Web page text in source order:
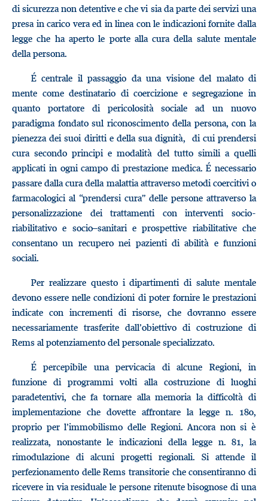
di sicurezza non detentive e che vi sia da parte dei servizi una
presa in carico vera ed in linea con le indicazioni fornite dalla
legge che ha aperto le porte alla cura della salute mentale
della persona.
É centrale il passaggio da una visione del malato di
mente come destinatario di coercizione e segregazione in
quanto portatore di pericolosità sociale ad un nuovo
paradigma fondato sul riconoscimento della persona, con la
pienezza dei suoi diritti e della sua dignità, di cui prendersi
cura secondo principi e modalità del tutto simili a quelli
applicati in ogni campo di prestazione medica. É necessario
passare dalla cura della malattia attraverso metodi coercitivi o
farmacologici al “prendersi cura” delle persone attraverso la
personalizzazione dei trattamenti con interventi socio-
riabilitativo e socio–sanitari e prospettive riabilitative che
consentano un recupero nei pazienti di abilità e funzioni
sociali.
Per realizzare questo i dipartimenti di salute mentale
devono essere nelle condizioni di poter fornire le prestazioni
indicate con incrementi di risorse, che dovranno essere
necessariamente trasferite dall’obiettivo di costruzione di
Rems al potenziamento del personale specializzato.
É percepibile una pervicacia di alcune Regioni, in
funzione di programmi volti alla costruzione di luoghi
paradetentivi, che fa tornare alla memoria la difficoltà di
implementazione che dovette affrontare la legge n. 180,
proprio per l’immobilismo delle Regioni. Ancora non si è
realizzata, nonostante le indicazioni della legge n. 81, la
rimodulazione di alcuni progetti regionali. Si attende il
perfezionamento delle Rems transitorie che consentiranno di
ricevere in via residuale le persone ritenute bisognose di una